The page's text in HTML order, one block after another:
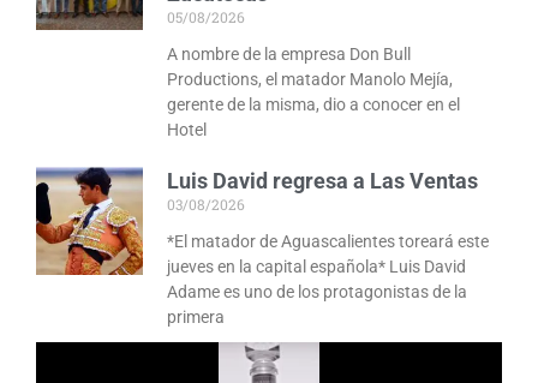
05/08/2026
A nombre de la empresa Don Bull
Productions, el matador Manolo Mejía,
gerente de la misma, dio a conocer en el
Hotel
Luis David regresa a Las Ventas
03/08/2026
*El matador de Aguascalientes toreará este
jueves en la capital española* Luis David
Adame es uno de los protagonistas de la
primera